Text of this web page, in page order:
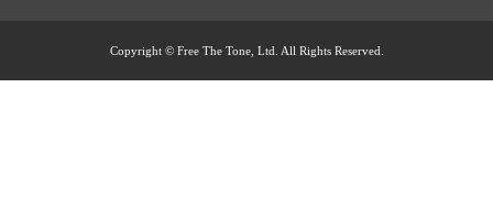
Copyright © Free The Tone, Ltd. All Rights Reserved.